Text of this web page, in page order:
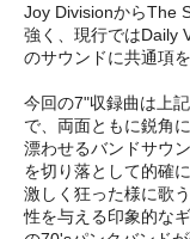
Joy DivisionからThe
強く、現行ではDaily
のサウンドに共通項を
今回の7"収録曲は上
で、両面ともに鋭角
漂わせるバンドサウ
を切り落として的確
激しく狂った様に歌
性を与える印象的な